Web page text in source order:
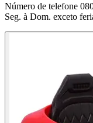
Número de telefone
Seg. à Dom. exceto